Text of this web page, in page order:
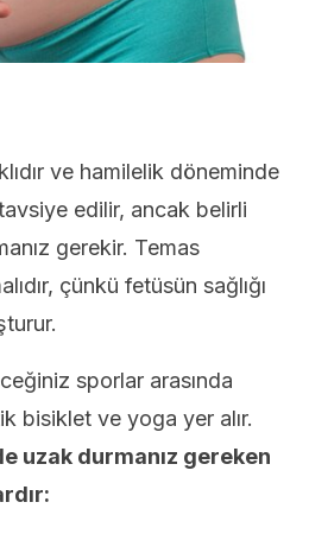
ve hamilelik döneminde
edilir, ancak belirli
gerekir. Temas
çünkü fetüsün sağlığı
sporlar arasında
bisiklet ve yoga yer alır.
uzak durmanız gereken